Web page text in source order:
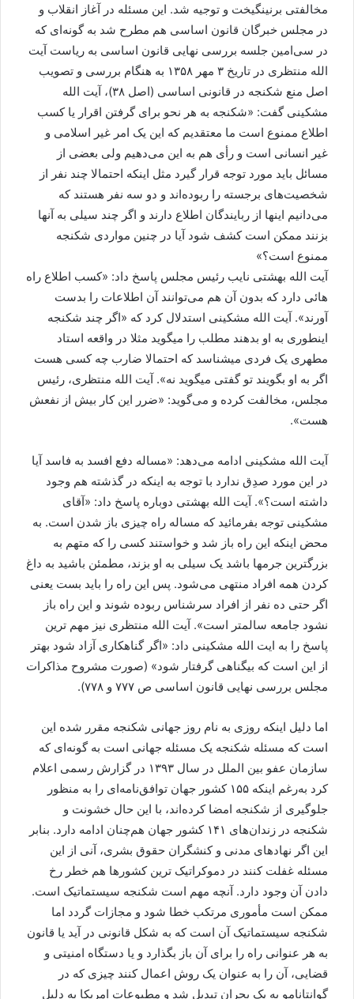
مخالفتی برنینگیخت و توجیه شد. این مسئله در آغاز انقلاب و
در مجلس خبرگان قانون اساسی هم مطرح شد به گونه‌ای که
در سی‌امین جلسه بررسی نهایی قانون اساسی به ریاست آیت
الله منتظری در تاریخ ۳ مهر ۱۳۵۸ به هنگام بررسی و تصویب
اصل منع شکنجه در قانونی اساسی (اصل ۳۸)، آیت الله
مشکینی گفت: «شکنجه به هر نحو برای گرفتن اقرار یا کسب
اطلاع ممنوع است ما معتقدیم که این یک امر غیر اسلامی و
غیر انسانی است و رأی هم به این می‌دهیم ولی بعضی از
مسائل باید مورد توجه قرار گیرد مثل اینکه احتمالا چند نفر از
شخصیت‌های برجسته را ربوده‌اند و دو سه نفر هستند که
می‌دانیم اینها از ربایندگان اطلاع دارند و اگر چند سیلی به آنها
بزنند ممکن است کشف شود آیا در چنین مواردی شکنجه
ممنوع است؟»
آیت الله بهشتی نایب رئیس مجلس پاسخ داد: «کسب اطلاع راه
هائی دارد که بدون آن هم می‌توانند آن اطلاعات را بدست
آورند». آیت الله مشکینی استدلال کرد که «اگر چند شکنجه
اینطوری به او بدهند مطلب را میگوید مثلا در واقعه استاد
مطهری یک فردی میشناسد که احتمالا ضارب چه کسی هست
اگر به او بگویند تو گفتی میگوید نه». آیت الله منتظری، رئیس
مجلس، مخالفت کرده و می‌گوید: «ضرر این کار بیش از نفعش
هست».
آیت الله مشکینی ادامه می‌دهد: «مساله دفع افسد به فاسد آیا
در این مورد صدِق ندارد با توجه به اینکه در گذشته هم وجود
داشته است؟». آیت الله بهشتی دوباره پاسخ داد: «آقای
مشکینی توجه بفرمائید که مساله راه چیزی باز شدن است. به
محض اینکه این راه باز شد و خواستند کسی را که متهم به
بزرگترین جرمها باشد یک سیلی به او بزند، مطمئن باشید به داغ
کردن همه افراد منتهی می‌شود. پس این راه را باید بست یعنی
اگر حتی ده نفر از افراد سرشناس ربوده شوند و این راه باز
نشود جامعه سالمتر است». آیت الله منتظری نیز مهم ترین
پاسخ را به ایت الله مشکینی داد: «اگر گناهکاری آزاد شود بهتر
از این است که بیگناهی گرفتار شود» (صورت مشروح مذاکرات
مجلس بررسی نهایی قانون اساسی ص ۷۷۷ و ۷۷۸).
اما دلیل اینکه روزی به نام روز جهانی شکنجه مقرر شده این
است که مسئله شکنجه یک مسئله جهانی است به گونه‌ای که
سازمان عفو بین الملل در سال ۱۳۹۳ در گزارش رسمی اعلام
کرد به‌رغم اینکه ۱۵۵ کشور جهان توافق‌نامه‌ای را به منظور
جلوگیری از شکنجه امضا کرده‌اند، با این حال خشونت و
شکنجه در زندان‌های ۱۴۱ کشور جهان هم‌چنان ادامه دارد. بنابر
این اگر نهادهای مدنی و کنشگران حقوق بشری، آنی از این
مسئله غفلت کنند در دموکراتیک ترین کشورها هم خطر رخ
دادن آن وجود دارد. آنچه مهم است شکنجه سیستماتیک است.
ممکن است مأموری مرتکب خطا شود و مجازات گردد اما
شکنجه سیستماتیک آن است که به شکل قانونی در آید یا قانون
به هر عنوانی راه را برای آن باز بگذارد و یا دستگاه امنیتی و
قضایی، آن را به عنوان یک روش اعمال کنند چیزی که در
گوانتانامو به یک بحران تبدیل شد و مطبوعات امریکا به دلیل